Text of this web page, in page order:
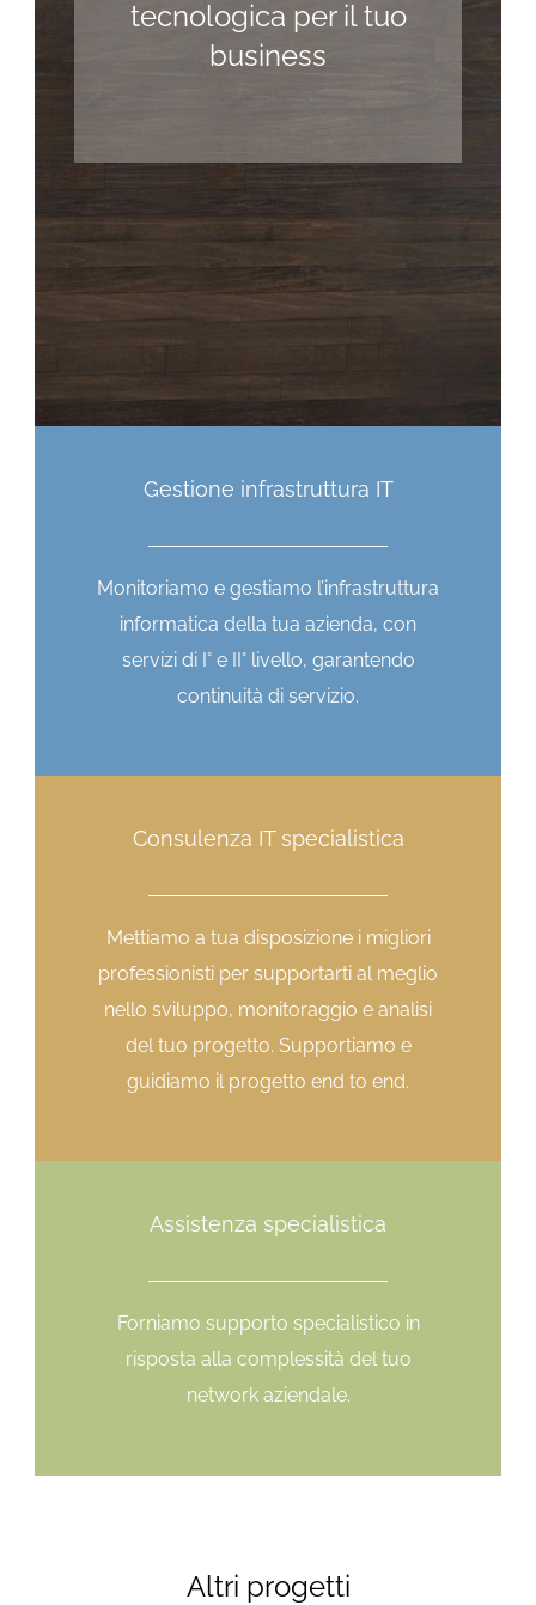
tecnologica per il tuo
business
Gestione infrastruttura IT
Monitoriamo e gestiamo l’infrastruttura
informatica della tua azienda, con
servizi di I° e II° livello, garantendo
continuità di servizio.
Consulenza IT specialistica
Mettiamo a tua disposizione i migliori
professionisti per supportarti al meglio
nello sviluppo, monitoraggio e analisi
del tuo progetto. Supportiamo e
guidiamo il progetto end to end.
Assistenza specialistica
Forniamo supporto specialistico in
risposta alla complessità del tuo
network aziendale.
Altri progetti